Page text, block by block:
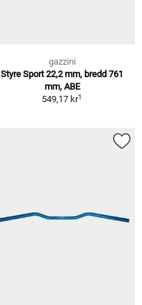
gazzini
Styre Sport 22,2 mm, bredd 761
mm, ABE
549,17 kr1